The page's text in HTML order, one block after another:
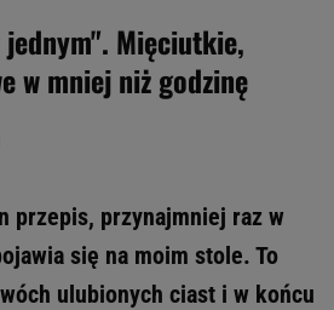
jednym". Mięciutkie,
w mniej niż godzinę
przepis, przynajmniej raz w
się na moim stole. To
ulubionych ciast i w końcu